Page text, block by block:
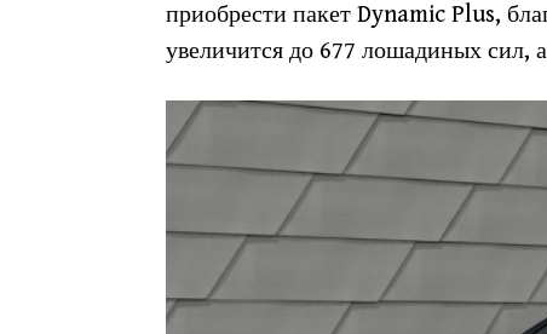
приобрести пакет Dynamic Plus,
увеличится до 677 лошадиных